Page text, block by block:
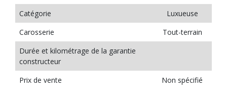
Catégorie
Luxueuse
Carosserie
Tout-terrain
Durée et kilométrage de la garantie
constructeur
Prix de vente
Non spécifié